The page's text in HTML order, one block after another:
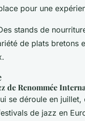
pour une
stands de
de plats bretons
de Renommée
se déroule en juillet,
de jazz en